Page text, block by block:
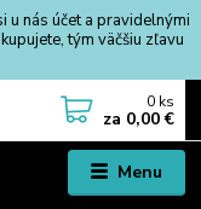
u nás účet a pravidelnými
tým väčšiu zľavu
Menu
0 ks
za 0,00 €